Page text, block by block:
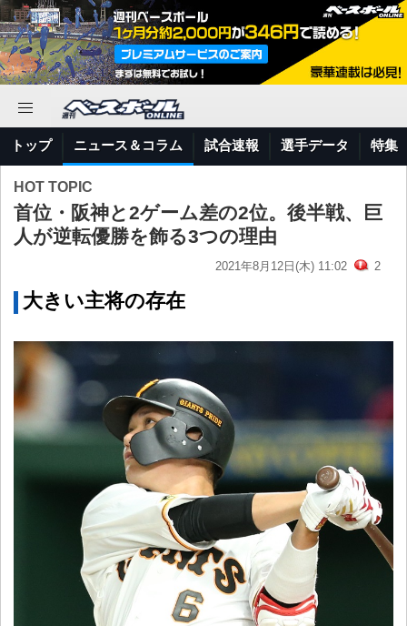
トップ ニュース＆コラム 試合速報 選手データ 特集
HOT TOPIC
首位・阪神と2ゲーム差の2位。後半戦、巨
人が逆転優勝を飾る3つの理由
2021年8月12日(木) 11:02 2
大きい主将の存在